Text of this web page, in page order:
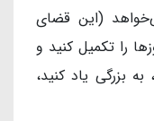
(اين قضاى
را تكميل كنيد و
بزرگى ياد كنيد،